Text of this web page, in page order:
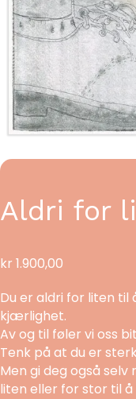
Aldri for
kr 1.900,00
Du er aldri for liten
kjærlighet.
Av og til føler vi oss
Tenk på at du er
Men gi deg også
liten eller for stor til